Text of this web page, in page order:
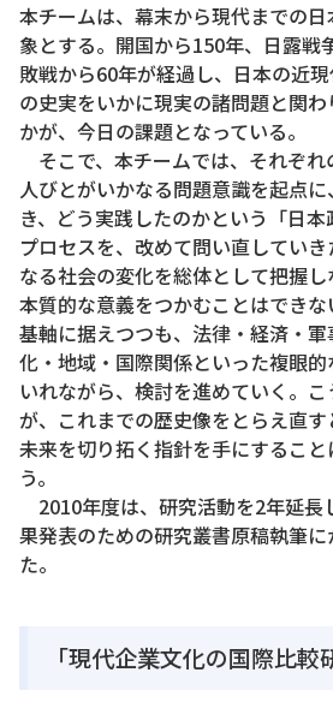
本チームは、幕末から現代までの
象とする。開国から150年、日露戦
敗戦から60年が経過し、日本の近
の史実をいかに現実の諸問題と関
かが、今日の課題となっている。
そこで、本チームでは、それぞれ
人びとがいかなる問題意識を起点
き、どう実践したのかという「日
プロセスを、改めて問い直してい
なる社会の変化を総体として把握
本質的な意義をつかむことはでき
基軸に据えつつも、法律・経済・
化・地域・国際関係といった複眼
いれながら、検討を進めていく。
が、これまでの歴史像をとらえ直
未来を切り拓く指針を手にするこ
う。
2010年度は、研究活動を2年延長
果発表のための研究叢書原稿執筆
た。
「現代企業文化の国際比較